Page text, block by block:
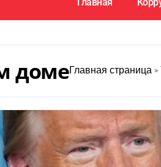
домеГлавная страница»